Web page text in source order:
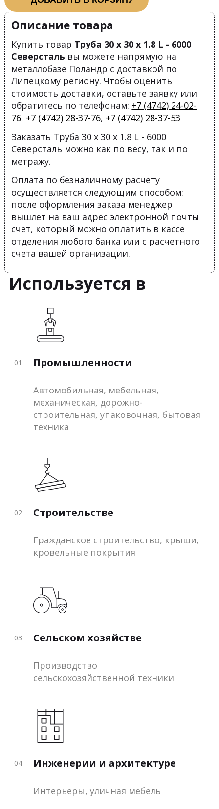
Описание товара
Купить товар Труба 30 х 30 х 1.8 L - 6000
Северсталь вы можете напрямую на
металлобазе Поландр с доставкой по
Липецкому региону. Чтобы оценить
стоимость доставки, оставьте заявку или
обратитесь по телефонам: +7 (4742) 24-02-
76, +7 (4742) 28-37-76, +7 (4742) 28-37-53
Заказать Труба 30 х 30 х 1.8 L - 6000
Северсталь можно как по весу, так и по
метражу.
Оплата по безналичному расчету
осуществляется следующим способом:
после оформления заказа менеджер
вышлет на ваш адрес электронной почты
счет, который можно оплатить в кассе
отделения любого банка или с расчетного
счета вашей организации.
Используется в
01 Промышленности
Автомобильная, мебельная,
механическая, дорожно-
строительная, упаковочная, бытовая
техника
02 Строительстве
Гражданское строительство, крыши,
кровельные покрытия
03 Сельском хозяйстве
Производство
сельскохозяйственной техники
04 Инженерии и архитектуре
Интерьеры, уличная мебель